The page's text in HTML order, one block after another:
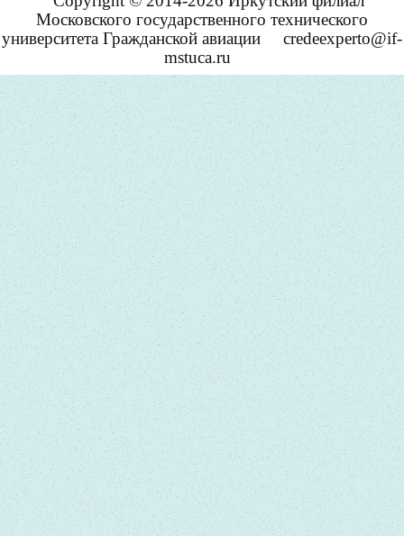
Московского государственного технического
университета Гражданской авиации
credeexperto@if-
mstuca.ru